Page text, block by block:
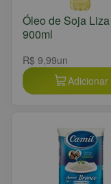
Óleo de Soja Liza
900ml
R$ 9,99un
Adicionar